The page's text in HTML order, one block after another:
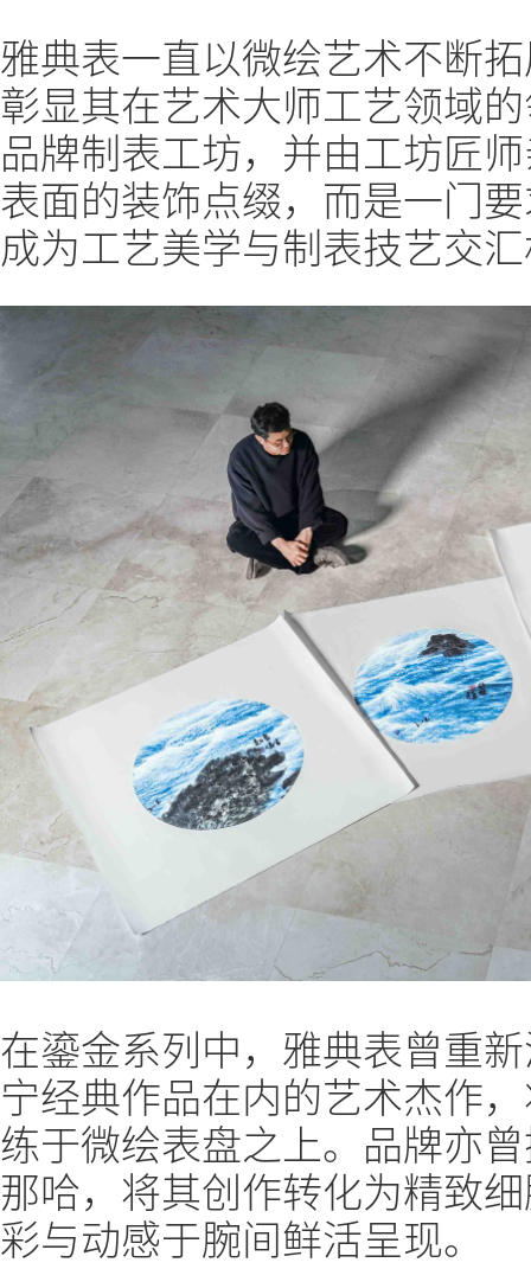
雅典表一直以微绘艺术不断
彰显其在艺术大师工艺领域
品牌制表工坊，并由工坊匠
表面的装饰点缀，而是一门
成为工艺美学与制表技艺交
在鎏金系列中，雅典表曾重
宁经典作品在内的艺术杰作
练于微绘表盘之上。品牌亦
那哈，将其创作转化为精致
彩与动感于腕间鲜活呈现。